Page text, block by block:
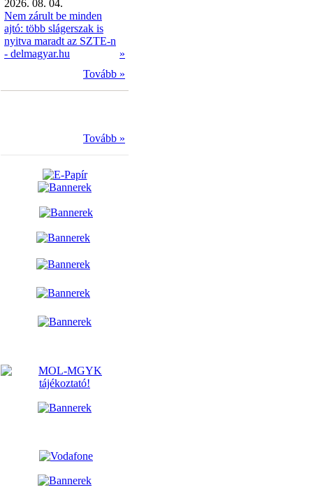
2026. 08. 04.
Nem zárult be minden
ajtó: több slágerszak is
nyitva maradt az SZTE-n
- delmagyar.hu
»
Tovább »
Tovább »